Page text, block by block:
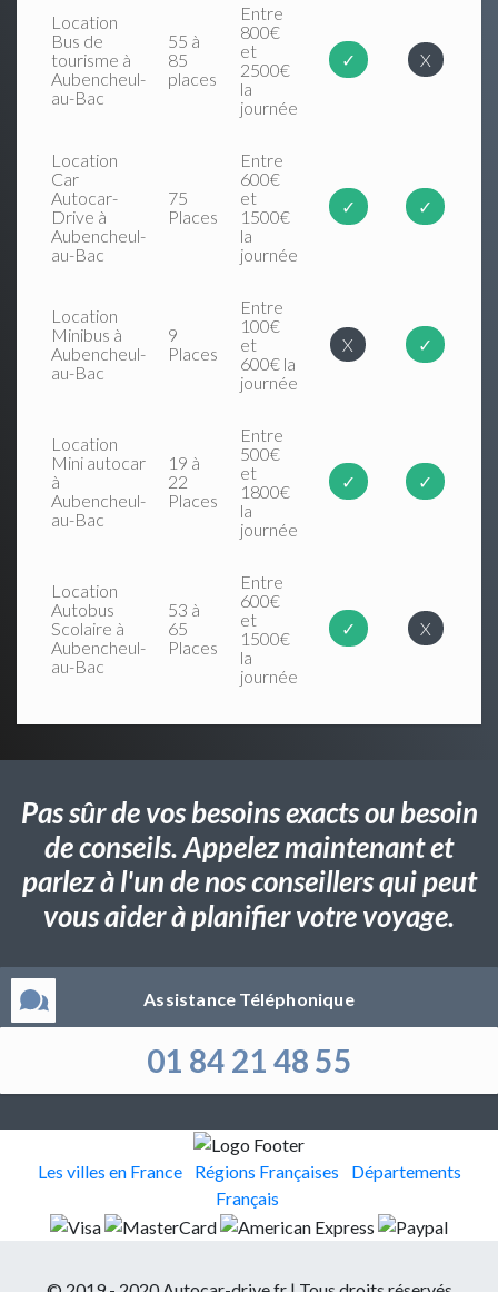
Location
Bus de
tourisme à
Aubencheul-
au-Bac
55 à
85
places
Entre
800€
et
2500€
la
journée
✓ X
Location
Car
Autocar-
Drive à
Aubencheul-
au-Bac
75
Places
Entre
600€
et
1500€
la
journée
✓ ✓
Location
Minibus à
Aubencheul-
au-Bac
9
Places
Entre
100€
et
600€ la
journée
X ✓
Location
Mini autocar
à
Aubencheul-
au-Bac
19 à
22
Places
Entre
500€
et
1800€
la
journée
✓ ✓
Location
Autobus
Scolaire à
Aubencheul-
au-Bac
53 à
65
Places
Entre
600€
et
1500€
la
journée
✓ X
Pas sûr de vos besoins exacts ou besoin
de conseils. Appelez maintenant et
parlez à l'un de nos conseillers qui peut
vous aider à planifier votre voyage.
Assistance Téléphonique
01 84 21 48 55
Les villes en France Régions Françaises
Départements
Français